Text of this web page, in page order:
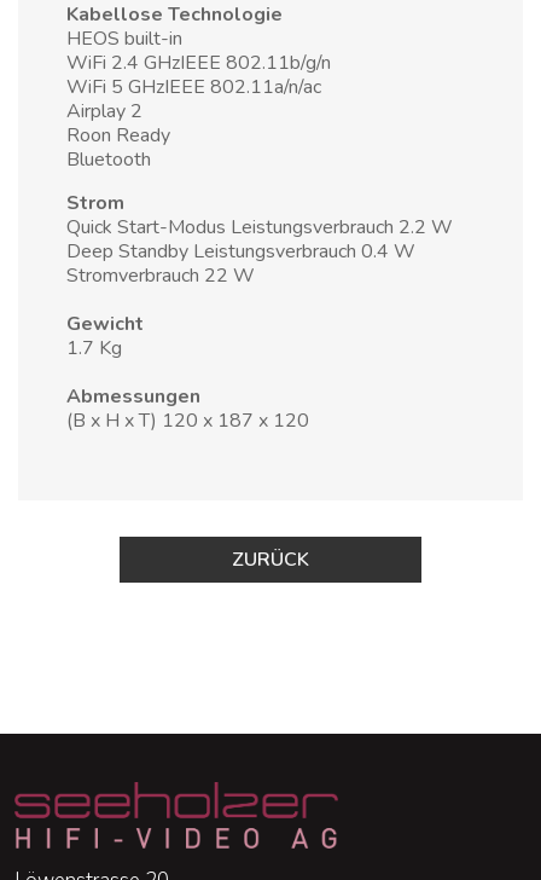
Kabellose Technologie
HEOS built-in
WiFi 2.4 GHzIEEE 802.11b/g/n
WiFi 5 GHzIEEE 802.11a/n/ac
Airplay 2
Roon Ready
Bluetooth
Strom
Quick Start-Modus Leistungsverbrauch 2.2 W
Deep Standby Leistungsverbrauch 0.4 W
Stromverbrauch 22 W
Gewicht
1.7 Kg
Abmessungen
(B x H x T) 120 x 187 x 120
ZURÜCK